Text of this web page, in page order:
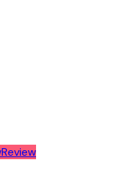
Review